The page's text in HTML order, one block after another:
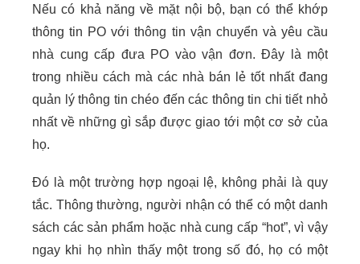
Nếu có khả năng về mặt nội bộ, bạn có thể khớp
thông tin PO với thông tin vận chuyển và yêu cầu
nhà cung cấp đưa PO vào vận đơn. Đây là một
trong nhiều cách mà các nhà bán lẻ tốt nhất đang
quản lý thông tin chéo đến các thông tin chi tiết nhỏ
nhất về những gì sắp được giao tới một cơ sở của
họ.
Đó là một trường hợp ngoại lệ, không phải là quy
tắc. Thông thường, người nhận có thể có một danh
sách các sản phẩm hoặc nhà cung cấp “hot”, vì vậy
ngay khi họ nhìn thấy một trong số đó, họ có một